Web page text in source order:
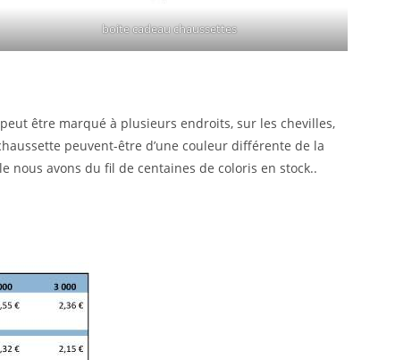
boite cadeau chaussettes
être marqué à plusieurs endroits, sur les chevilles,
peuvent-être d’une couleur différente de la
nous avons du fil de centaines de coloris en stock..